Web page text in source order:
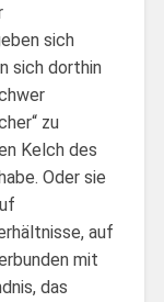
sich
sich dorthin
zu
Kelch des
Oder sie
auf
mit
das